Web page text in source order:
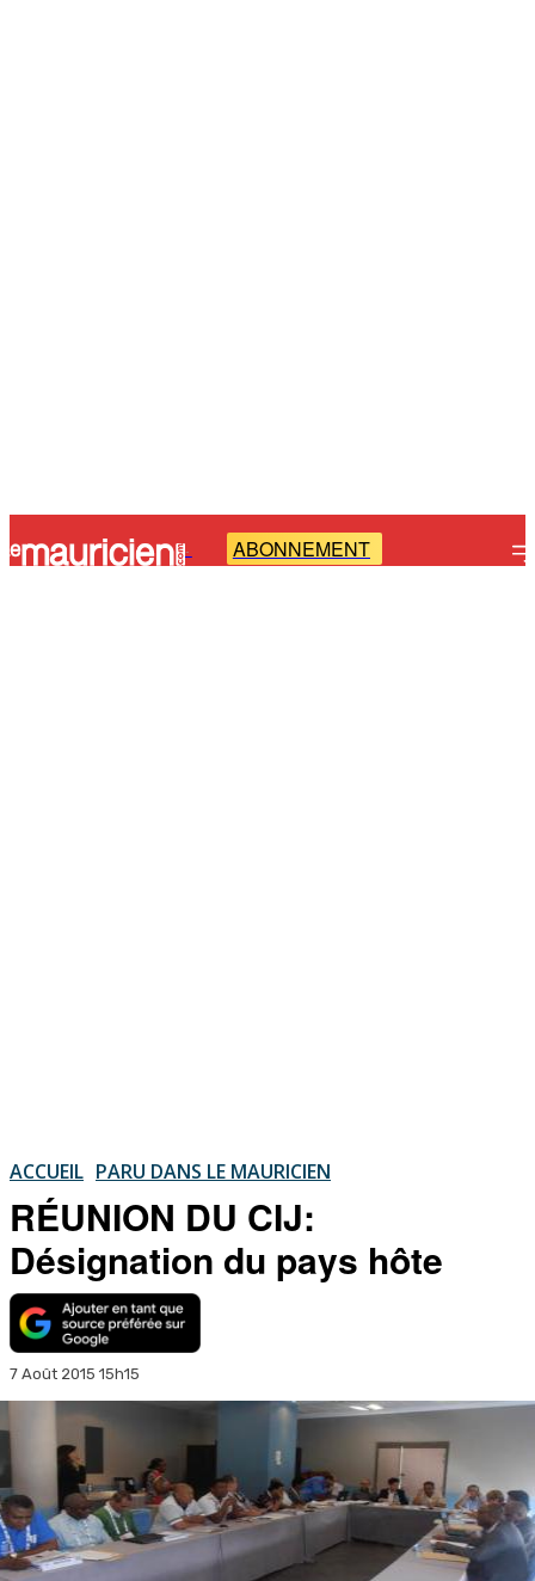
- ABONNEMENT
ACCUEIL PARU DANS LE MAURICIEN
RÉUNION DU CIJ:
Désignation du pays hôte
7 Août 2015 15h15